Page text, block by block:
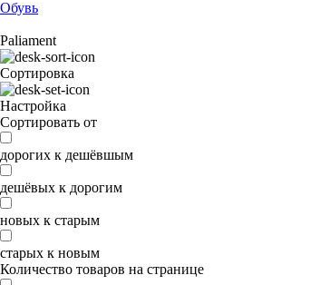
Обувь
Paliament
Сортировка
Настройка
Сортировать от
дорогих к дешёвшым
дешёвых к дорогим
новых к старым
старых к новым
Количество товаров на странице